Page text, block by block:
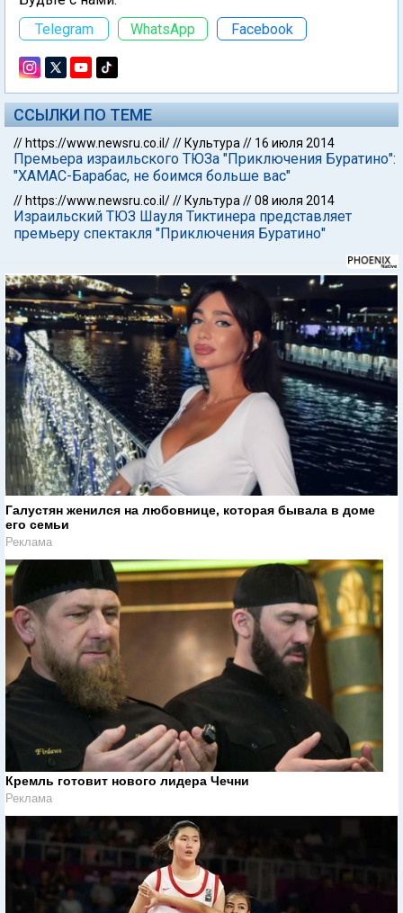
Telegram
WhatsApp Facebook
ССЫЛКИ ПО ТЕМЕ
// https://www.newsru.co.il/// Культура // 16 июля 2014
Премьера израильского ТЮЗа "Приключения Буратино":
"ХАМАС-Барабас, не боимся больше вас"
// https://www.newsru.co.il/// Культура //08 июля 2014
Израильский ТЮЗ Шауля Тиктинера представляет
премьеру спектакля "Приключения Буратино"
Галустян женился на любовнице, которая бывала в доме
его семьи
Реклама
Кремль готовит нового лидера Чечни
Реклама